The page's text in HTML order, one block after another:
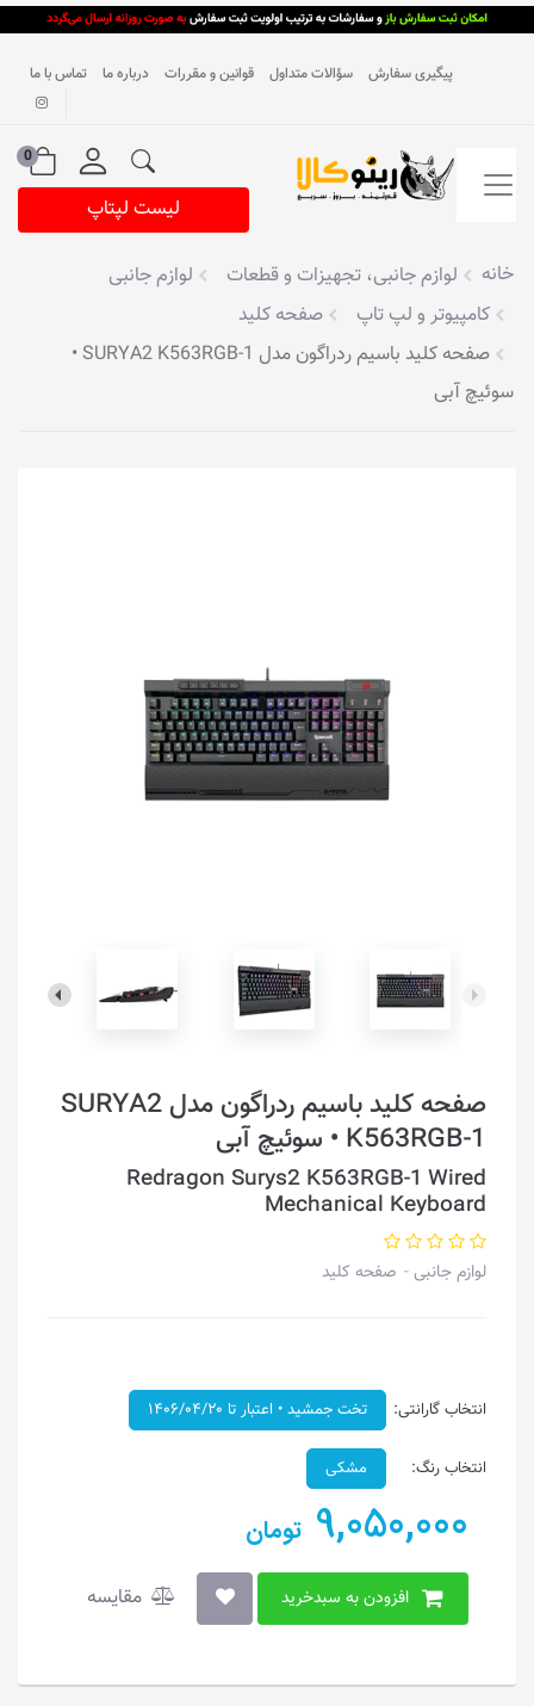
پیگیری سفارش سؤالات متداول قوانین و مقررات درباره ما تماس با ما
0
لیست لپتاپ
خانه لوازم جانبی، تجهیزات و قطعات
لوازم جانبی
کامپیوتر و لپ تاپ
صفحه کلید
صفحه کلید باسیم ردراگون مدل SURYA2 K563RGB-1 •
سوئیچ آبی
صفحه کلید باسیم ردراگون مدل SURYA2
K563RGB-1 • سوئیچ آبی
Redragon Surys2 K563RGB-1 Wired
Mechanical Keyboard
لوازم جانبی صفحه کلید
انتخاب گارانتی: تخت جمشید • اعتبار تا ۱۴۰۶/۰۴/۲۰
انتخاب رنگ: مشکی
9,050,000 تومان
افزودن به سبدخرید مقایسه